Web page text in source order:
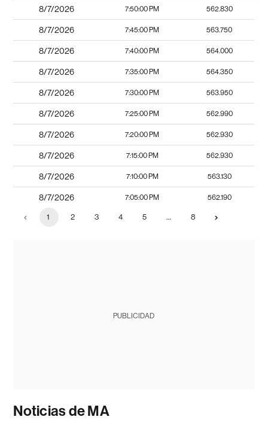
8/7/2026 7:50:00 PM 562.830
8/7/2026 7:45:00 PM 563.750
8/7/2026 7:40:00 PM 564.000
8/7/2026 7:35:00 PM 564.350
8/7/2026 7:30:00 PM 563.950
8/7/2026 7:25:00 PM 562.990
8/7/2026 7:20:00 PM 562.930
8/7/2026 7:15:00 PM 562.930
8/7/2026 7:10:00 PM 563.130
8/7/2026 7:05:00 PM 562.190
1 2 3 4 5 … 8
PUBLICIDAD
Noticias de MA